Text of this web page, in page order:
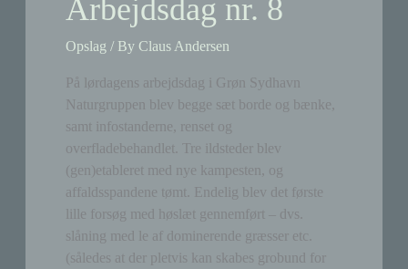
Arbejdsdag nr. 8
Opslag / ByClaus Andersen
På lørdagens arbejdsdag i Grøn Sydhavn
Naturgruppen blev begge sæt borde og bænke,
samt infostanderne, renset og
overfladebehandlet. Tre ildsteder blev
(gen)etableret med nye kampesten, og
affaldsspandene tømt. Endelig blev det første
lille forsøg med høslæt gennemført – dvs.
slåning med le af dominerende græsser etc.
(således at der pletvis kan skabes grobund for